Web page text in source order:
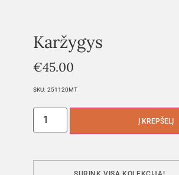
Karžygys
€45.00
SKU: 251120MT
Į KREPŠELĮ